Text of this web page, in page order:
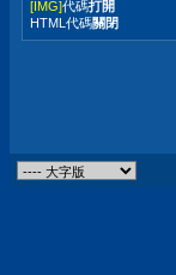
[IMG]代碼打開
HTML代碼關閉